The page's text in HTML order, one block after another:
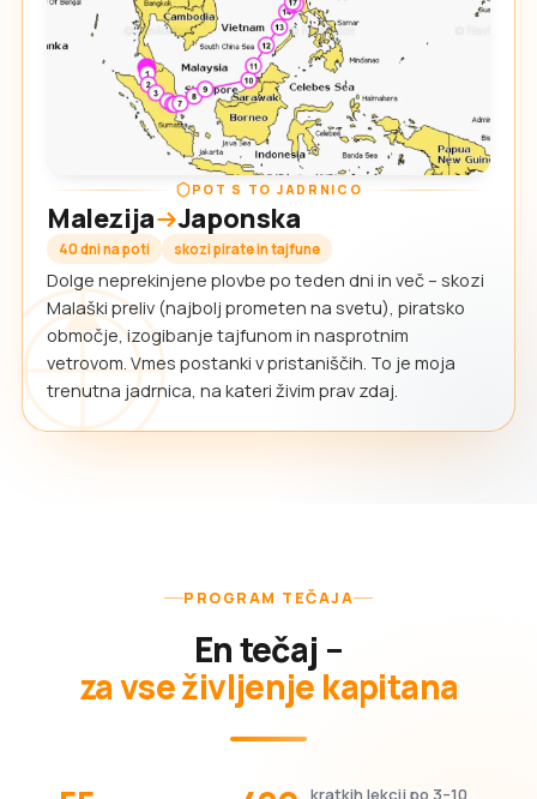
POT S TO JADRNICO
Malezija Japonska
40 dni na poti skozi pirate in tajfune
Dolge neprekinjene plovbe po teden dni in več – skozi
Malaški preliv (najbolj prometen na svetu), piratsko
območje, izogibanje tajfunom in nasprotnim
vetrovom. Vmes postanki v pristaniščih. To je moja
trenutna jadrnica, na kateri živim prav zdaj.
PROGRAM TEČAJA
En tečaj –
za vse življenje kapitana
kratkih lekcij po 3–10